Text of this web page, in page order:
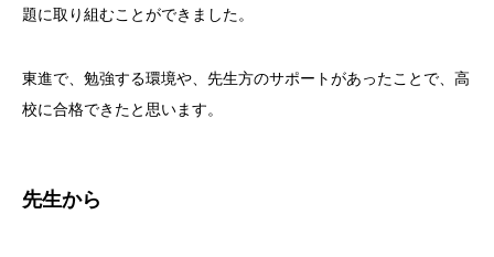
題に取り組むことができました。
東進で、勉強する環境や、先生方のサポートがあったことで、高
校に合格できたと思います。
先生から